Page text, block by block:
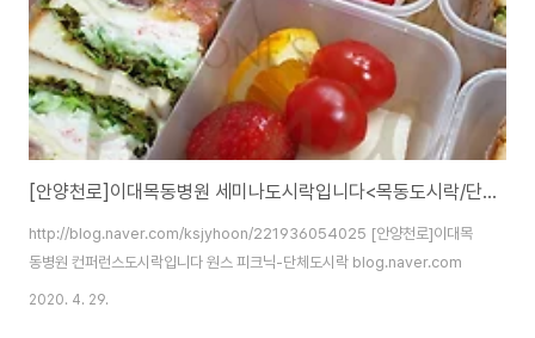
[안양천로]이대목동병원 세미나도시락입니다<목동도시락/단체도시락/도시락케이터링:원스피크닉>
http://blog.naver.com/ksjyhoon/221936054025 [안양천로]이대목
동병원 컨퍼런스도시락입니다 원스 피크닉-단체도시락 blog.naver.com
2020. 4. 29.